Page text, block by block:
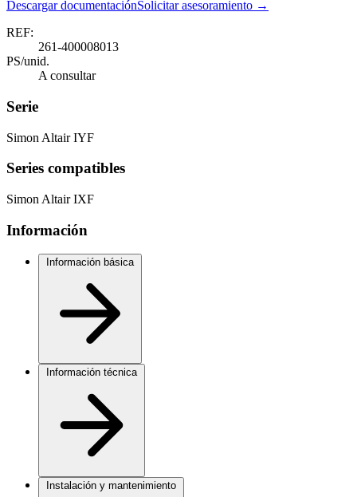
Descargar documentaciónSolicitar asesoramiento →
REF:
261-400008013
PS/unid.
A consultar
Serie
Simon Altair IYF
Series compatibles
Simon Altair IXF
Información
Información básica
Información técnica